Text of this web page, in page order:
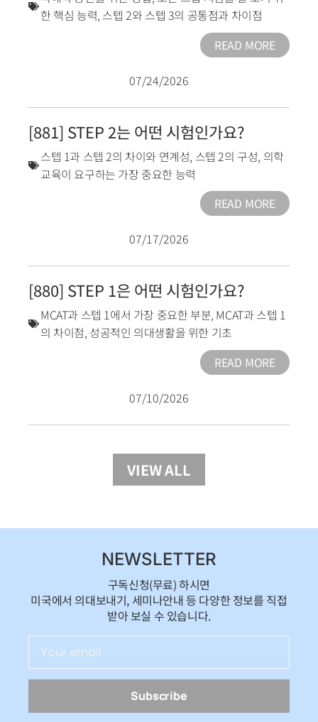
한 핵심 능력, 스텝 2와 스텝 3의 공통점과 차이점
READ MORE
07/24/2026
[881] STEP 2는 어떤 시험인가요?
스텝 1과 스텝 2의 차이와 연계성, 스텝 2의 구성, 의학
교육이 요구하는 가장 중요한 능력
READ MORE
07/17/2026
[880] STEP 1은 어떤 시험인가요?
MCAT과 스텝 1에서 가장 중요한 부분, MCAT과 스텝 1
의 차이점, 성공적인 의대생활을 위한 기초
READ MORE
07/10/2026
VIEW ALL
NEWSLETTER
구독신청(무료) 하시면
미국에서 의대보내기, 세미나안내 등 다양한 정보를 직접
받아 보실 수 있습니다.
Subscribe